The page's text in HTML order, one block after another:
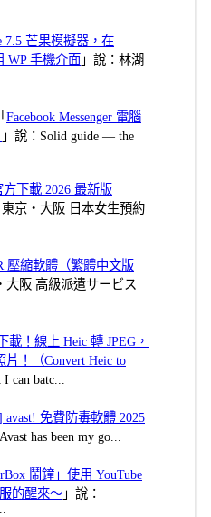
7.5 芒果模擬器，在
WP 手機介面 」說：林湖
Facebook Messenger 電腦
」說：Solid guide — the
下載 2026 最新版
東京・大阪 日本女生預約
壓縮軟體（繁體中文版
大阪 高級派遣サービス
載！線上 Heic 轉 JPEG，
！（Convert Heic to
can batc...
avast! 免費防毒軟體 2025
has been my go...
鬧鐘」使用 YouTube
的醒來～ 」說：